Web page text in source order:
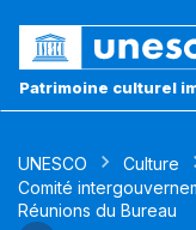
Patrimoine culturel
UNESCO Culture
Comité
Réunions du Bureau